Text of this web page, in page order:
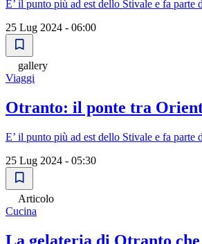
E’ il punto più ad est dello Stivale e fa
25 Lug 2024 - 06:00
gallery
Viaggi
Otranto: il ponte tra
E’ il punto più ad est dello Stivale e fa
25 Lug 2024 - 05:30
Articolo
Cucina
La gelateria di Otranto